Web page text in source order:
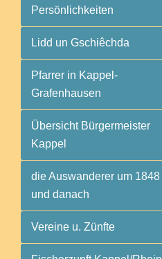
Persönlichkeiten
Lidd un Gschiêchda
Pfarrer in Kappel-
Grafenhausen
Übersicht Bürgermeister
Kappel
die Auswanderer um 1848
und danach
Vereine u. Zünfte